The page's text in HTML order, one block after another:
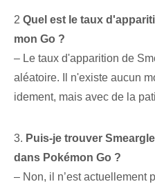
2 Quel est le taux
mon Go ?
– Le taux d'apparition de
aléatoire. Il n'existe aucun
idement, mais avec de la
3. Puis-je trouver
dans Pokémon Go ?
– Non, il n’est actuellement